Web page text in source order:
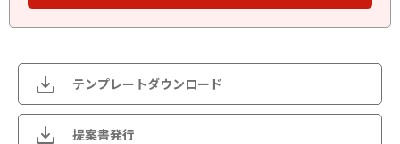
テンプレートダウンロード
提案書発行